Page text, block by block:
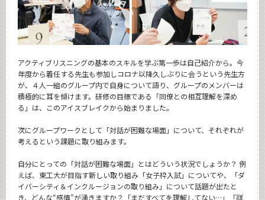
アクティブリスニングの基本のスキルを学ぶ第一歩は自己紹介から。今
年度から着任する先生も参加しコロナ以降久しぶりに会うという先生方
が、４人一組のグループ内で自身について語り、グループのメンバーは
積極的に耳を傾けます。研修の目標である「同僚との相互理解を深め
る」は、このアイスブレイクから始まりました。
次にグループワークとして「対話が困難な場面」について、それぞれが
考えるという課題に取り組みます。
自分にとっての「対話が困難な場面」とはどういう状況でしょうか？ 例
えば、東工大が目指す新しい取り組み「女子枠入試」についてや、「ダ
イバーシティ＆インクルージョンの取り組み」について話題が出たと
き、どんな“感情”が湧きますか？「まだすべてを理解してない…」「詳